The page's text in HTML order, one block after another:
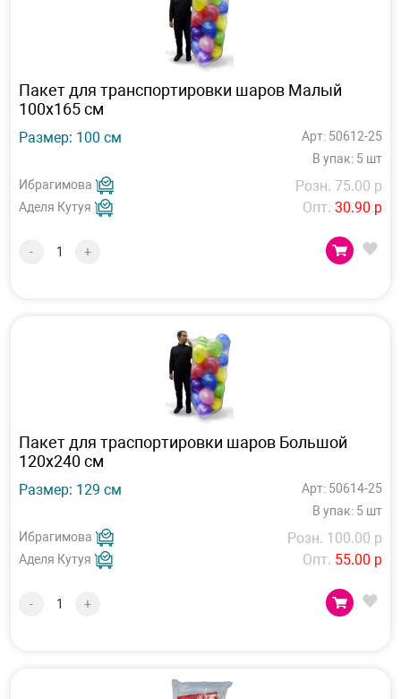
Пакет для транспортировки шаров Малый
100х165 см
Размер: 100 см
Арт: 50612-25
В упак: 5 шт
Ибрагимова
Аделя Кутуя
Розн. 75.00 р
Опт. 30.90 р
- +
Пакет для траспортировки шаров Большой
120х240 см
Размер: 129 см
Арт: 50614-25
В упак: 5 шт
Ибрагимова
Аделя Кутуя
Розн. 100.00 р
Опт. 55.00 р
- +